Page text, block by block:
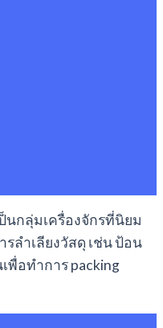
นกลุ่มเครื่องจักรที่นิยม
ลำเลียงวัสดุ เช่น ป้อน
พื่อทำการ packing